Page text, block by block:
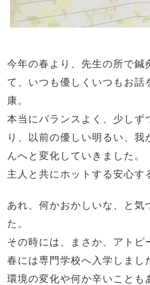
今年の春より、先生の所で鍼
て、いつも優しくいつもお話
康。
本当にバランスよく、少しず
り、以前の優しい明るい、
んへと変化していきました。
主人と共にホットする安心す
あれ、何かおかしいな、と気
た。
その時には、まさか、アトピ
春には専門学校へ入学しまし
環境の変化や何か辛いことも